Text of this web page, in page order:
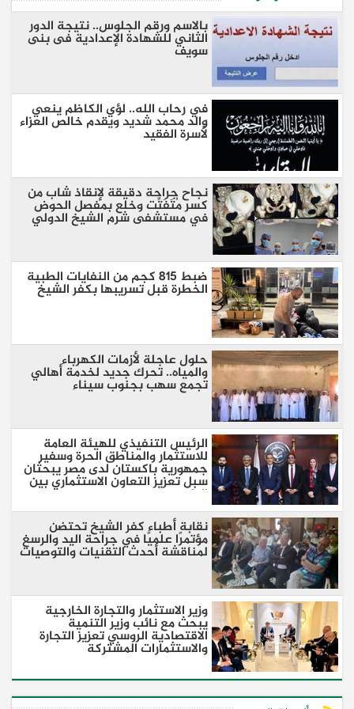
بالاسم ورقم الجلوس.. نتيجة الدور
الثاني للشهادة الإعدادية فى بنى
سويف
في رحاب الله.. لؤي الكاظم ينعي
والد محمد شديد ويقدم خالص العزاء
لأسرة الفقيد
نجاح جراحة دقيقة لإنقاذ شاب من
كسر مُتَفَتِّت وخلع بمفصل الحوض
في مستشفى شرم الشيخ الدولي
ضبط 815 كجم من النفايات الطبية
الخطرة قبل تسريبها بكفر الشيخ
حلول عاجلة لأزمات الكهرباء
والمياه.. تحرك جديد لخدمة أهالي
تجمع سهب بجنوب سيناء
الرئيس التنفيذي للهيئة العامة
للاستثمار والمناطق الحرة وسفير
جمهورية باكستان لدى مصر يبحثان
سبل تعزيز التعاون الاستثماري بين
البلدين
نقابة أطباء كفر الشيخ تحتضن
مؤتمرًا علميًا في جراحة اليد والرسغ
لمناقشة أحدث التقنيات والتوصيات
وزير الاستثمار والتجارة الخارجية
يبحث مع نائب وزير التنمية
الاقتصادية الروسي تعزيز التجارة
والاستثمارات المشتركة